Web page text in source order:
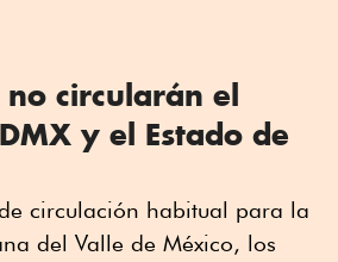
circularán el
y el Estado de
circulación habitual para la
del Valle de México, los